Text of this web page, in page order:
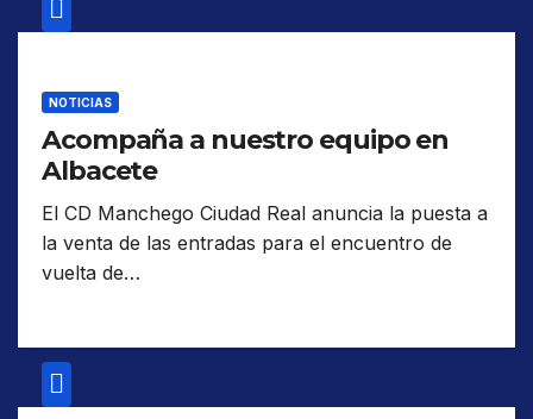
NOTICIAS
Acompaña a nuestro equipo en
Albacete
El CD Manchego Ciudad Real anuncia la puesta a
la venta de las entradas para el encuentro de
vuelta de…